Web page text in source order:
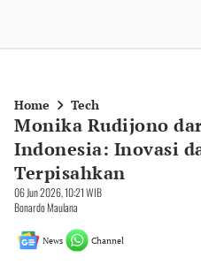
Home Tech
Monika Rudijono
Indonesia: Inovasi
Terpisahkan
06 Jun 2026, 10:21 WIB
Bonardo Maulana
News Channel